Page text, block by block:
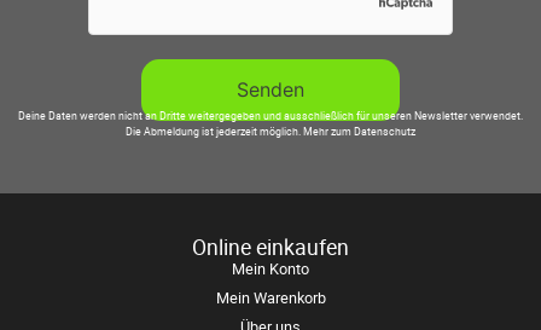
Deine Daten werden nicht an Dritte weitergegeben und ausschließlich für unseren Newsletter verwendet.
Die Abmeldung ist jederzeit möglich.Mehr zum Datenschutz
Online einkaufen
Mein Konto
Mein Warenkorb